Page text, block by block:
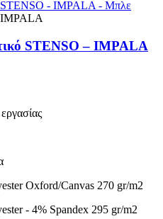
STENSO – IMPALA
Oxford/Canvas 270 gr/m2
- 4% Spandex 295 gr/m2